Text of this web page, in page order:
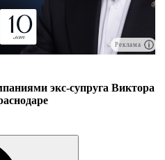
Реклама
экс-супруга Виктора